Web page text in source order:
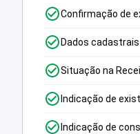
Confirmação de
Dados
Situação na
Indicação de
Indicação de